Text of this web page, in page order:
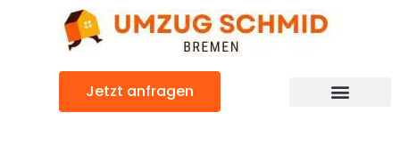
Jetzt anfragen